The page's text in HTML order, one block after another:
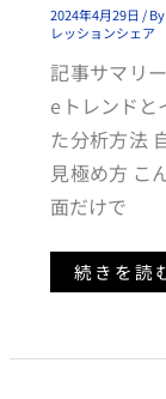
2024年4月29日 /
レッションシェア
記事サマリ
eトレンドと
た分析方法
見極め方 こ
面だけで
E
ト
レ
ン
ド
を
活
用
し
た
デ
ー
タ
析
方
法
続きを読